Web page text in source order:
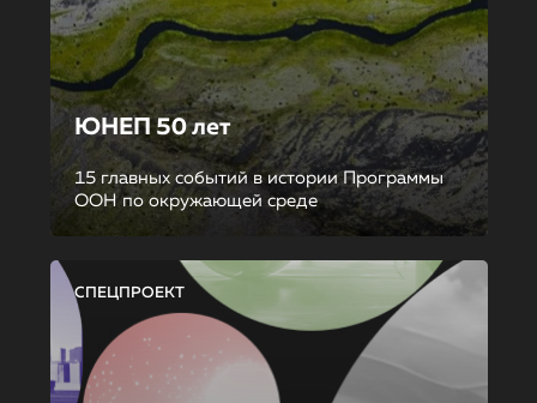
ЮНЕП 50 лет
15 главных событий в истории Программы
ООН по окружающей среде
СПЕЦПРОЕКТ